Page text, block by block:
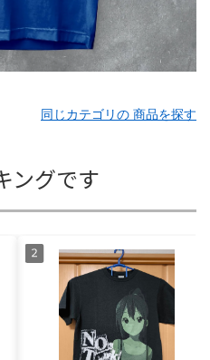
同じカテゴリの 商品を探す
ングです